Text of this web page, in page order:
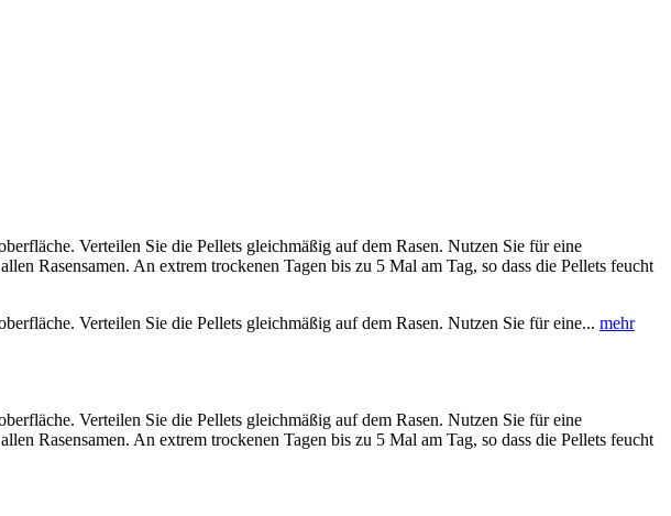
Verteilen Sie die Pellets gleichmäßig auf dem Rasen. Nutzen Sie für eine
Rasensamen. An extrem trockenen Tagen bis zu 5 Mal am Tag, so dass die Pellets feucht
Verteilen Sie die Pellets gleichmäßig auf dem Rasen. Nutzen Sie für eine... mehr
Verteilen Sie die Pellets gleichmäßig auf dem Rasen. Nutzen Sie für eine
Rasensamen. An extrem trockenen Tagen bis zu 5 Mal am Tag, so dass die Pellets feucht